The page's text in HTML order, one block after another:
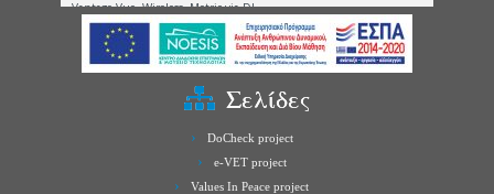
Σελίδες
DoCheck project
e-VET project
Values In Peace project